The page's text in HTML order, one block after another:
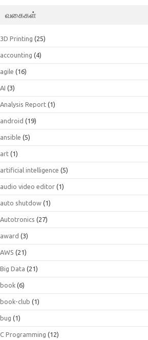
வகைகள்
3D Printing (25)
accounting (4)
agile (16)
AI (3)
Analysis Report (1)
android (19)
ansible (5)
art (1)
artificial intelligence (5)
audio video editor (1)
auto shutdow (1)
Autotronics (27)
award (3)
AWS (21)
Big Data (21)
book (6)
book-club (1)
bug (1)
C Programming (12)